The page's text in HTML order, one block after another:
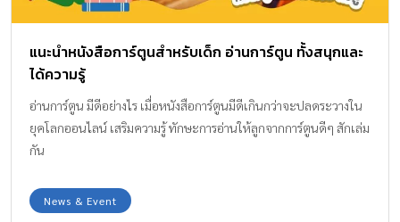
แนะนำหนังสือการ์ตูนสำหรับเด็ก อ่านการ์ตูน ทั้งสนุกและ
ได้ความรู้
อ่านการ์ตูน มีดีอย่างไร เมื่อหนังสือการ์ตูนมีดีเกินกว่าจะปลดระวางใน
ยุคโลกออนไลน์ เสริมความรู้ ทักษะการอ่านให้ลูกจากการ์ตูนดีๆ สักเล่ม
กัน
News & Event